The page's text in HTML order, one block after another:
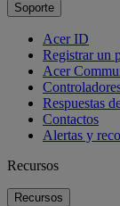
Soporte
Acer ID
Registrar un
Acer
Respuestas
Contactos
Alertas y
Recursos
Recursos